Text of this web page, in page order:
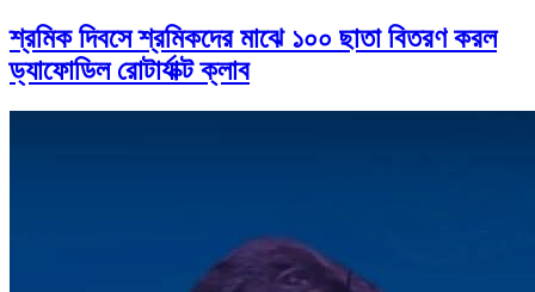
শ্রমিক দিবসে শ্রমিকদের মাঝে ১০০ ছাতা বিতরণ করল
ড্যাফোডিল রোটার্যাক্ট ক্লাব